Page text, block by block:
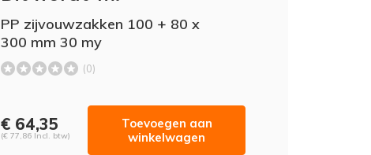
PP zijvouwzakken 100 + 80 x
300 mm 30 my
(0)
€ 64,35
(€ 77,86 Incl. btw)
Toevoegen aan
winkelwagen